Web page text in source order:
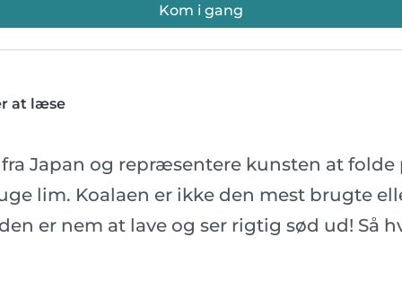
Kom i gang
at læse
Japan og repræsentere kunsten at
lim. Koalaen er ikke den mest brugte
er nem at lave og ser rigtig sød ud! Så